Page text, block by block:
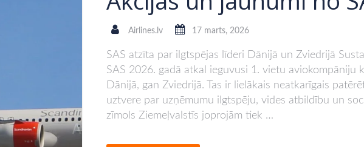
Airlines.lv 17 marts, 2026
SAS atzīta par ilgtspējas līderi Dānijā un Zviedrijā
SAS 2026. gadā atkal ieguvusi 1. vietu aviokompāniju
Dānijā, gan Zviedrijā. Tas ir lielākais neatkarīgais
uztvere par uzņēmumu ilgtspēju, vides atbildību un
zīmols Ziemeļvalstīs joprojām tiek …